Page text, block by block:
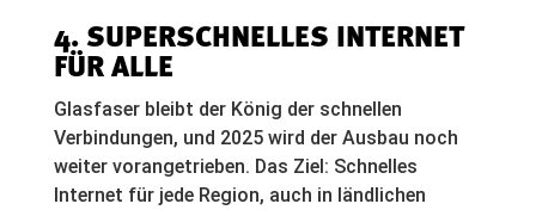
4. SUPERSCHNELLES INTERNET
FÜR ALLE
Glasfaser bleibt der König der schnellen
Verbindungen, und 2025 wird der Ausbau noch
weiter vorangetrieben. Das Ziel: Schnelles
Internet für jede Region, auch in ländlichen